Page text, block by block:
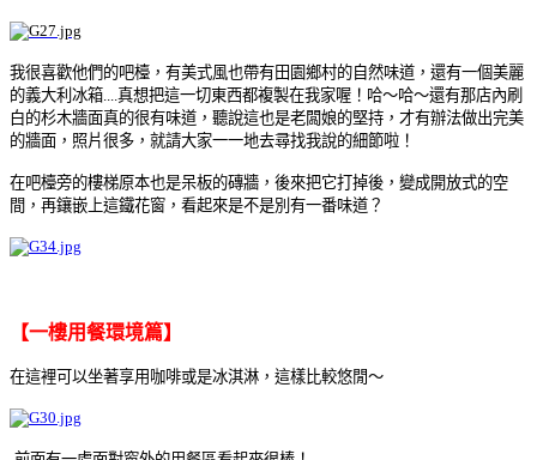
我很喜歡他們的吧檯，有美式風也帶有田園鄉村的自然味道，還有一個美麗
的義大利冰箱....真想把這一切東西都複製在我家喔！哈～哈～還有那店內刷
白的杉木牆面真的很有味道，聽說這也是老闆娘的堅持，才有辦法做出完美
的牆面，照片很多，就請大家一一地去尋找我說的細節啦！
在吧檯旁的樓梯原本也是呆板的磚牆，後來把它打掉後，變成開放式的空
間，再鑲嵌上這鐵花窗，看起來是不是別有一番味道？
【一樓用餐環境篇】
在這裡可以坐著享用咖啡或是冰淇淋，這樣比較悠閒～